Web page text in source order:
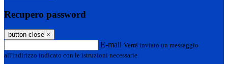
Recupero password
button close ×
E-mail Verrà inviato un messaggio
all'indirizzo indicato con le istruzioni necessarie.